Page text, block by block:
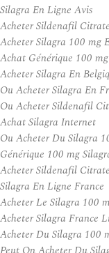
Silagra En Ligne Avis
Acheter Sildenafil
Acheter Silagra 100 mg
Achat Générique 100
Acheter Silagra En
Ou Acheter Silagra En
Ou Acheter Sildenafil
Achat Silagra Internet
Ou Acheter Du Silagra
Générique 100 mg
Acheter Sildenafil
Silagra En Ligne France
Acheter Le Silagra 100
Acheter Silagra France
Acheter Du Silagra 100